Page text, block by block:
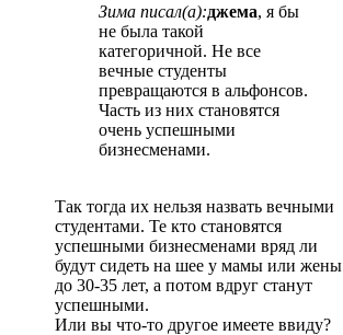
Зима писал(а):джема, я бы
не была такой
категоричной. Не все
вечные студенты
превращаются в альфонсов.
Часть из них становятся
очень успешными
бизнесменами.
Так тогда их нельзя назвать вечными
студентами. Те кто становятся
успешными бизнесменами вряд ли
будут сидеть на шее у мамы или жены
до 30-35 лет, а потом вдруг станут
успешными.
Или вы что-то другое имеете ввиду?